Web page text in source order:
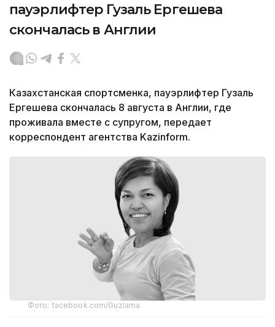
пауэрлифтер Гузаль Ергешева
скончалась в Англии
Казахстанская спортсменка, пауэрлифтер Гузаль
Ергешева скончалась 8 августа в Англии, где
проживала вместе с супругом, передает
корреспондент агентства Kazinform.
Фото: facebook.com/Guzlama